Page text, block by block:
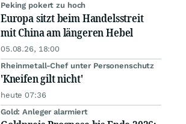
Peking pokert zu hoch
Europa sitzt beim Handelsstreit
mit China am längeren Hebel
05.08.26, 18:00
Rheinmetall-Chef unter Personenschutz
'Kneifen gilt nicht'
heute 07:36
Gold: Anleger alarmiert